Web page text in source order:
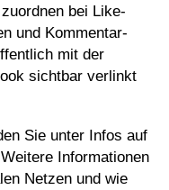
bei Like-
und Kommentar-
mit der
sichtbar verlinkt
Sie unter Infos auf
Informationen
Netzen und wie